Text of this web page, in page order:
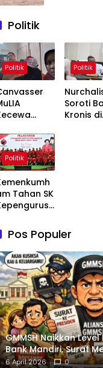
Politik
Politik
Soal
RW Dinilai
Politik
Soroti
Kronis di
Politik
Tahan SK
Pos Populer
GMMSH Naikkan
Bank Mandiri, Surat
Presiden
6 April 2026 0